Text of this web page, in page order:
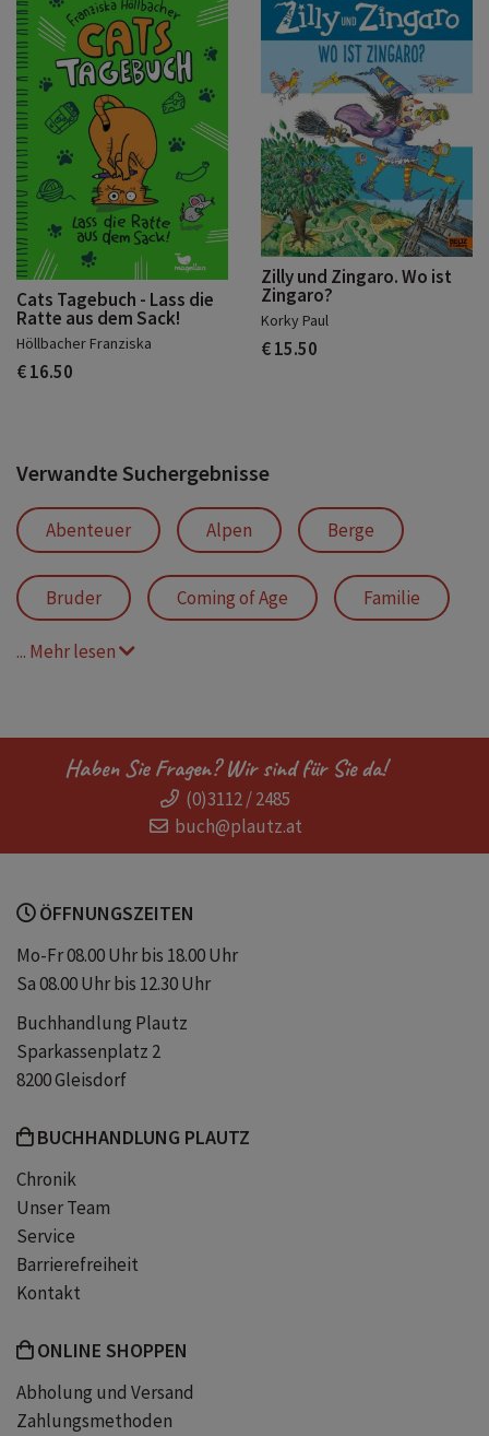
Cats Tagebuch - Lass die
Ratte aus dem Sack!
Höllbacher Franziska
€ 16.50
Zilly und Zingaro. Wo ist
Zingaro?
Korky Paul
€ 15.50
Verwandte Suchergebnisse
Abenteuer Alpen Berge
Bruder Coming of Age Familie
Haustier
Katze Liebe Mut
Natur
Vertrauen
Wildnis
... Mehr lesen
Haben Sie Fragen? Wir sind für Sie da!
(0)3112 / 2485
buch@plautz.at
ÖFFNUNGSZEITEN
Mo-Fr 08.00 Uhr bis 18.00 Uhr
Sa 08.00 Uhr bis 12.30 Uhr
Buchhandlung Plautz
Sparkassenplatz 2
8200 Gleisdorf
BUCHHANDLUNG PLAUTZ
Chronik
Unser Team
Service
Barrierefreiheit
Kontakt
ONLINE SHOPPEN
Abholung und Versand
Zahlungsmethoden